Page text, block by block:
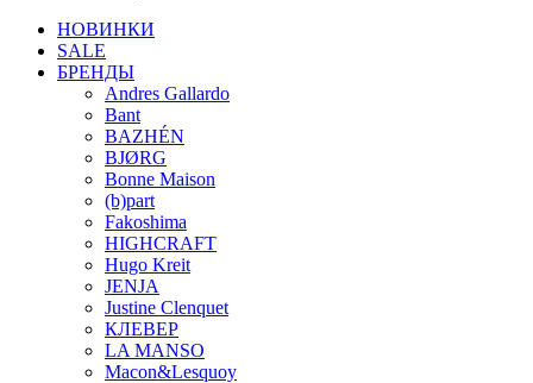
НОВИНКИ
SALE
БРЕНДЫ
Andres Gallardo
Bant
BAZHÉN
BJØRG
Bonne Maison
(b)part
Fakoshima
HIGHCRAFT
Hugo Kreit
JENJA
Justine Clenquet
КЛЕВЕР
LA MANSO
Macon&Lesquoy